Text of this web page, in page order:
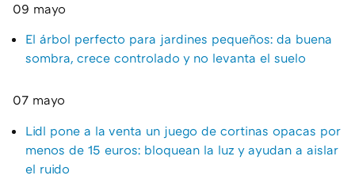
09 mayo
El árbol perfecto para jardines pequeños: da buena
sombra, crece controlado y no levanta el suelo
07 mayo
Lidl pone a la venta un juego de cortinas opacas por
menos de 15 euros: bloquean la luz y ayudan a aislar
el ruido